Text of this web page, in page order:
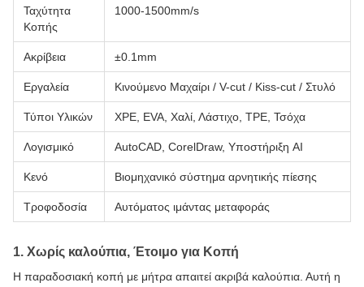
Ταχύτητα
Κοπής
1000-1500mm/s
Ακρίβεια ±0.1mm
Εργαλεία Κινούμενο Μαχαίρι / V-cut / Kiss-cut / Στυλό
Τύποι Υλικών XPE, EVA, Χαλί, Λάστιχο, TPE, Τσόχα
Λογισμικό AutoCAD, CorelDraw, Υποστήριξη AI
Κενό Βιομηχανικό σύστημα αρνητικής πίεσης
Τροφοδοσία Αυτόματος ιμάντας μεταφοράς
1. Χωρίς καλούπια, Έτοιμο για Κοπή
Η παραδοσιακή κοπή με μήτρα απαιτεί ακριβά καλούπια. Αυτή η